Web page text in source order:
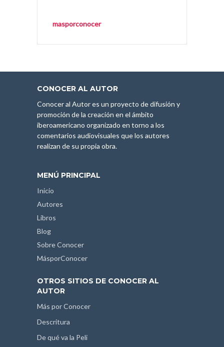
masporconocer
CONOCER AL AUTOR
Conocer al Autor es un proyecto de difusión y
promoción de la creación en el ámbito
iberoamericano organizado en torno a los
comentarios audiovisuales que los autores
realizan de su propia obra.
MENÚ PRINCIPAL
Inicio
Autores
Libros
Blog
Sobre Conocer
MásporConocer
OTROS SITIOS DE CONOCER AL
AUTOR
Más por Conocer
Descritura
De qué va la Peli